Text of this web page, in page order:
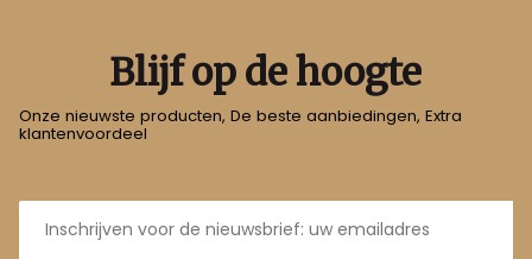
Blijf op de hoogte
Onze nieuwste producten, De beste aanbiedingen, Extra
klantenvoordeel
E-
mailadres